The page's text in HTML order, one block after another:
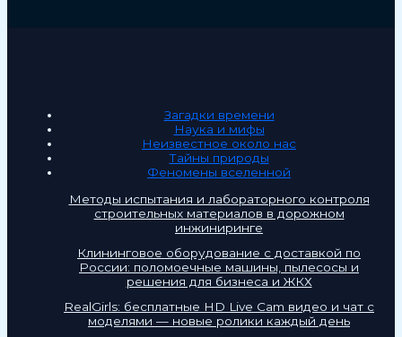
Загадки времени
Наука и мифы
Неизвестное около нас
Тайны природы
Феномены вселенной
Методы испытания и лабораторного контроля
строительных материалов в дорожном
инжиниринге
Клининговое оборудование с доставкой по
России: поломоечные машины, пылесосы и
решения для бизнеса и ЖКХ
RealGirls: бесплатные HD Live Cam видео и чат с
моделями — новые ролики каждый день